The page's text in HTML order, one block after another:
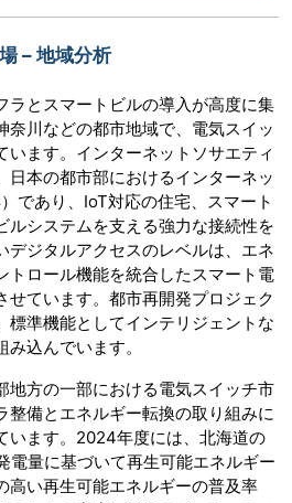
– 地域分析
ラとスマートビルの導入が高度に集
奈川などの都市地域で、電気スイッ
います。インターネットソサエティ
日本の都市部におけるインターネッ
であり、IoT対応の住宅、スマート
ルシステムを支える強力な接続性を
デジタルアクセスのレベルは、エネ
トロール機能を統合したスマート電
せています。都市再開発プロジェク
標準機能としてインテリジェントな
込んでいます。
地方の一部における電気スイッチ市
整備とエネルギー転換の取り組みに
います。2024年度には、北海道の
電量に基づいて再生可能エネルギー
高い再生可能エネルギーの普及率